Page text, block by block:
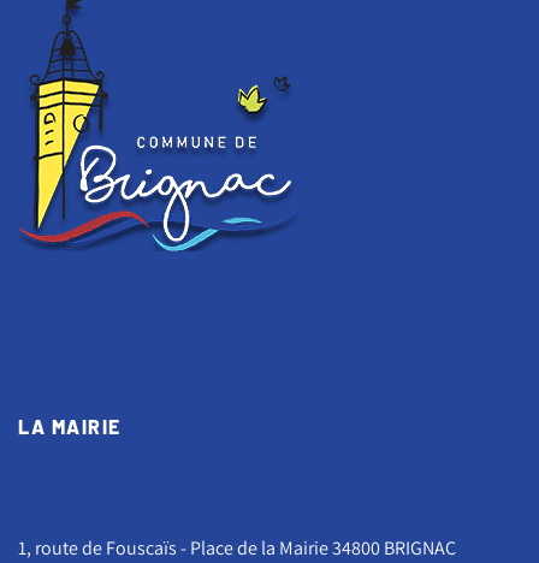
LA MAIRIE
1, route de Fouscaïs - Place de la Mairie 34800 BRIGNAC